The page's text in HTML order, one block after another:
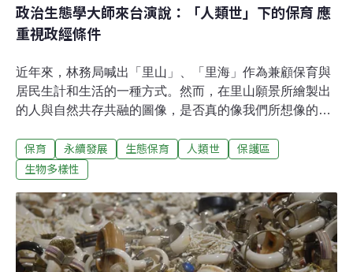
政治生態學大師來台演說：「人類世」下的保育 應
重視政經條件
近年來，林務局喊出「里山」、「里海」作為兼顧保育與
居民生計和生活的一種方式。然而，在里山願景所繪製出
的人與自然共存共融的圖像，是否真的像我們所想像的？
人在其中重要的角色？那是因為在被稱為「人類世」
（Anthropocene）的現在，未曾受到人為影響的地方已經
擔起做為「自然中的一份子」的責任。在3月14日美國威
斯康辛大學麥迪遜分校（University of Wisconsin–
Madison）環境研究學院（Nelson Institute for
Environmental Studies）的院長保羅‧羅賓斯（Paul
保育 永續發展 生態保育 人類世
保護區
生物多樣性